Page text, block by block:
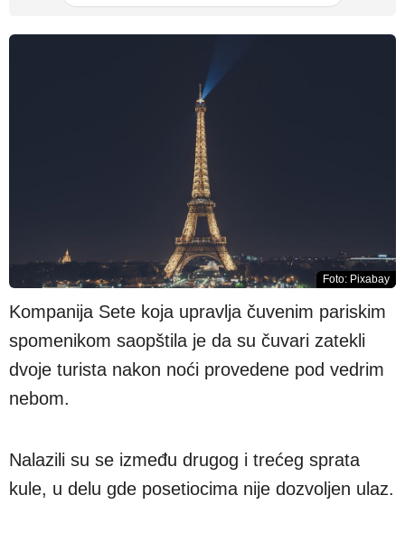
Foto: Pixabay
Kompanija Sete koja upravlja čuvenim pariskim
spomenikom saopštila je da su čuvari zatekli
dvoje turista nakon noći provedene pod vedrim
nebom.
Nalazili su se između drugog i trećeg sprata
kule, u delu gde posetiocima nije dozvoljen ulaz.